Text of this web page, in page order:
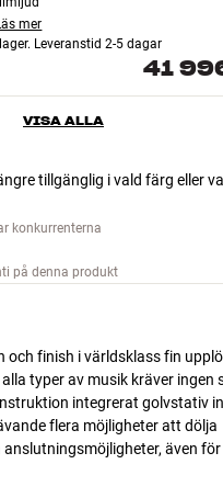
mer
I lager. Leveranstid 2-5 dagar
41
VISA ALLA
tillgänglig i vald färg eller
konkurrenterna
på denna produkt
och finish i världsklass fin
typer av musik kräver ingen
integrerat golvstativ
flera möjligheter att dölja
anslutningsmöjligheter, även för